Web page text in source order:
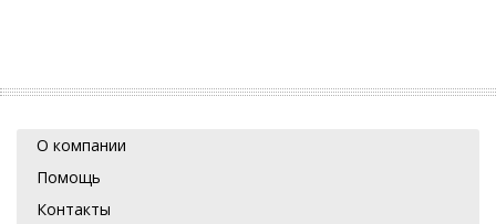
О компании
Помощь
Контакты